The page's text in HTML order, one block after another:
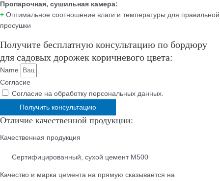
Пропарочная, сушильная камера:
+ Оптимальное соотношение влаги и температуры для правильной
просушки
Получите бесплатную консультацию по бордюру
для садовых дорожек коричневого цвета:
Name
Согласие
Согласие на обработку персональных данных.
Получить консультацию
Отличие качественной продукции:
Качественная продукция
Cертифицированный, сухой цемент М500
Качество и марка цемента на прямую сказывается на